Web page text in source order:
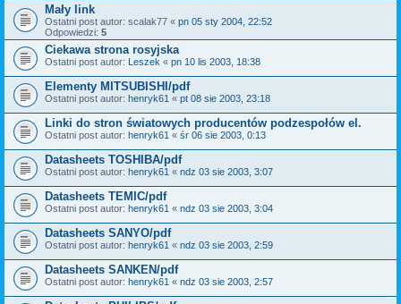
Mały link
Ostatni post autor: scalak77 « pn 05 sty 2004, 22:52
Odpowiedzi: 5
Ciekawa strona rosyjska
Ostatni post autor: Leszek « pn 10 lis 2003, 18:38
Elementy MITSUBISHI/pdf
Ostatni post autor: henryk61 « pt 08 sie 2003, 23:18
Linki do stron światowych producentów podzespołów el.
Ostatni post autor: henryk61 « śr 06 sie 2003, 0:13
Datasheets TOSHIBA/pdf
Ostatni post autor: henryk61 « ndz 03 sie 2003, 3:07
Datasheets TEMIC/pdf
Ostatni post autor: henryk61 « ndz 03 sie 2003, 3:04
Datasheets SANYO/pdf
Ostatni post autor: henryk61 « ndz 03 sie 2003, 2:59
Datasheets SANKEN/pdf
Ostatni post autor: henryk61 « ndz 03 sie 2003, 2:57